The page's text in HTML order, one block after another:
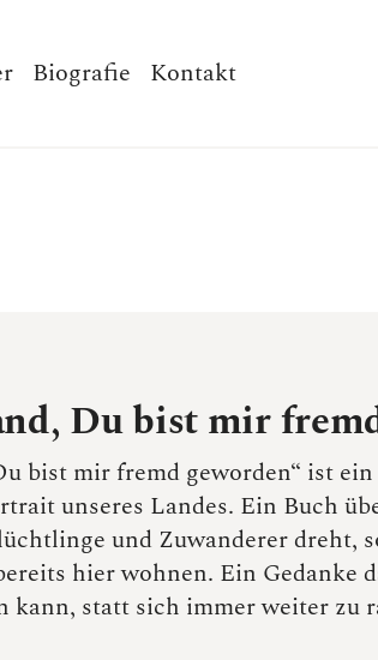
Biografie Kontakt
Du bist mir
bist mir fremd geworden“ ist ein
unseres Landes. Ein Buch
und Zuwanderer dreht,
hier wohnen. Ein Gedanke
kann, statt sich immer weiter zu